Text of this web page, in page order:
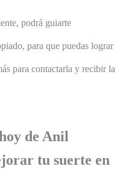
podrá guiarte
para que puedas lograr
para contactarla y recibir la
de Anil
tu suerte en